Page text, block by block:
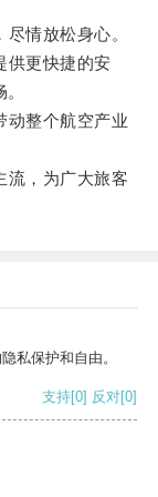
情放松身心。
更快捷的安
整个航空产业
，为广大旅客
私保护和自由。
支持[0] 反对[0]